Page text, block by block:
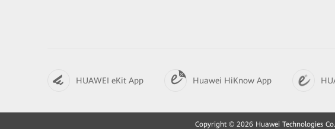
HUAWEI eKit App Huawei HiKnow App
Copyright © 2026 Huawei Technologies